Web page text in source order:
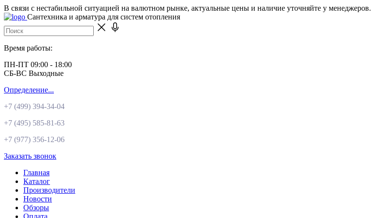
В связи с нестабильной ситуацией на валютном рынке, актуальные цены и наличие уточняйте у менеджеров.
Сантехника и арматура для систем отопления
Время работы:
ПН-ПТ 09:00 - 18:00
СБ-ВС Выходные
Определение...
+7 (499) 394-34-04
+7 (495) 585-81-63
+7 (977) 356-12-06
Заказать звонок
Главная
Каталог
Производители
Новости
Обзоры
Оплата